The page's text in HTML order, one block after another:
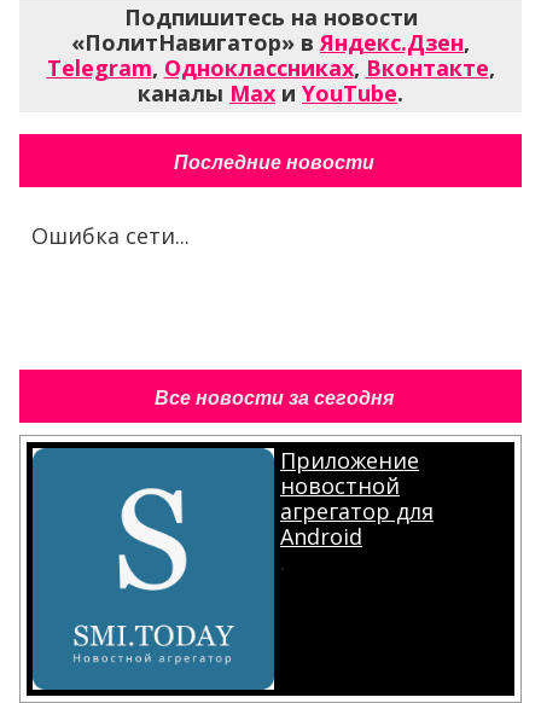
Подпишитесь на новости
«ПолитНавигатор» в Яндекс.Дзен,
Telegram, Одноклассниках, Вконтакте,
каналы Max и YouTube.
Последние новости
Ошибка сети...
Все новости за сегодня
Приложение
новостной
агрегатор для
Android
.